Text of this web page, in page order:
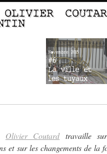
OLIVIER
Olivier Coutardtravaille
et sur les changements de la